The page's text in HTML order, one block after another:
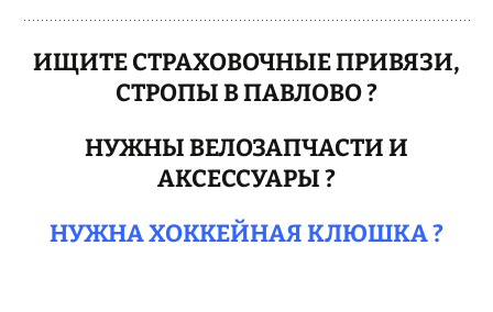
ИЩИТЕ СТРАХОВОЧНЫЕ ПРИВЯЗИ,
СТРОПЫ В ПАВЛОВО ?
НУЖНЫ ВЕЛОЗАПЧАСТИ И
АКСЕССУАРЫ ?
НУЖНА ХОККЕЙНАЯ КЛЮШКА ?